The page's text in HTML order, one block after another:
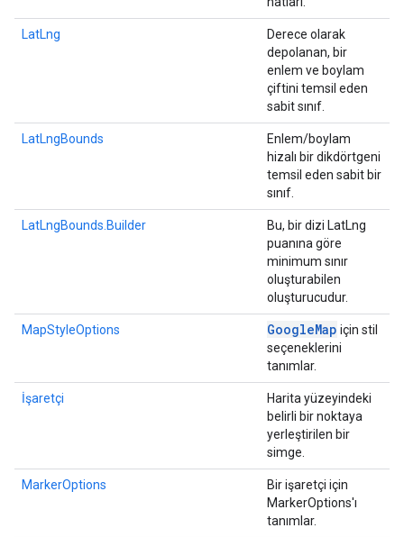
LatLng
Derece olarak
depolanan, bir
enlem ve boylam
çiftini temsil eden
sabit sınıf.
LatLngBounds
Enlem/boylam
hizalı bir dikdörtgeni
temsil eden sabit bir
sınıf.
LatLngBounds.Builder
Bu, bir dizi LatLng
puanına göre
minimum sınır
oluşturabilen
oluşturucudur.
MapStyleOptions GoogleMap için stil
seçeneklerini
tanımlar.
İşaretçi
Harita yüzeyindeki
belirli bir noktaya
yerleştirilen bir
simge.
MarkerOptions
Bir işaretçi için
MarkerOptions'ı
tanımlar.